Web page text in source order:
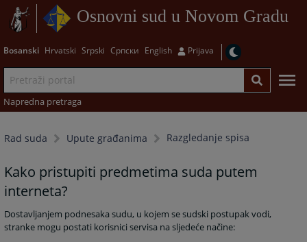
Osnovni sud u Novom Gradu
Bosanski Hrvatski Srpski Српски English Prijava
Napredna pretraga
Rad suda Upute građanima Razgledanje spisa
Kako pristupiti predmetima suda putem
interneta?
Dostavljanjem podnesaka sudu, u kojem se sudski postupak vodi,
stranke mogu postati korisnici servisa na sljedeće načine: